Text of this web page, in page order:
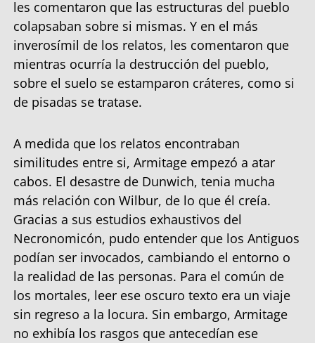
les comentaron que las estructuras del pueblo
colapsaban sobre si mismas. Y en el más
inverosímil de los relatos, les comentaron que
mientras ocurría la destrucción del pueblo,
sobre el suelo se estamparon cráteres, como si
de pisadas se tratase.
A medida que los relatos encontraban
similitudes entre si, Armitage empezó a atar
cabos. El desastre de Dunwich, tenia mucha
más relación con Wilbur, de lo que él creía.
Gracias a sus estudios exhaustivos del
Necronomicón, pudo entender que los Antiguos
podían ser invocados, cambiando el entorno o
la realidad de las personas. Para el común de
los mortales, leer ese oscuro texto era un viaje
sin regreso a la locura. Sin embargo, Armitage
no exhibía los rasgos que antecedían ese